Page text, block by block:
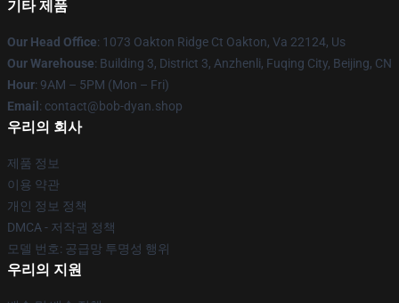
기타 제품
Our Head Office: 1073 Oakton Ridge Ct Oakton, Va 22124, Us
Our Warehouse: Building 3, District 3, Anzhenli, Fuqing City, Beijing, CN
Hour: 9AM – 5PM (Mon – Fri)
Email : contact@bob-dyan.shop
우리의 회사
제품 정보
이용 약관
개인 정보 정책
DMCA - 저작권 정책
모델 번호: 공급망 투명성 행위
우리의 지원